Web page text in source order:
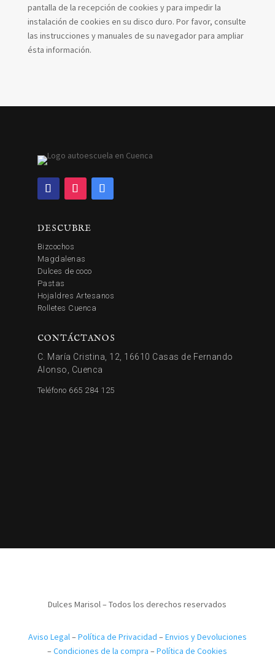
pantalla de la recepción de cookies y para impedir la
instalación de cookies en su disco duro. Por favor, consulte
las instrucciones y manuales de su navegador para ampliar
ésta información.
DESCUBRE
Bizcochos
Magdalenas
Dulces de coco
Pastas
Hojaldres Artesanos
Rolletes Cuenca
CONTÁCTANOS
C. María Cristina, 12, 16610 Casas de Fernando
Alonso, Cuenca
Teléfono 665 284 125
Dulces Marisol – Todos los derechos reservados
Aviso Legal– Política de Privacidad – Envios y Devoluciones
–Condiciones de la compra –Política de Cookies